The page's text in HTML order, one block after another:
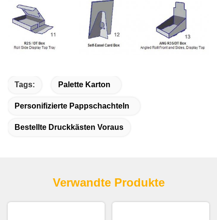
Tags: Palette Karton
Personifizierte Pappschachteln
Bestellte Druckkästen Voraus
Verwandte Produkte